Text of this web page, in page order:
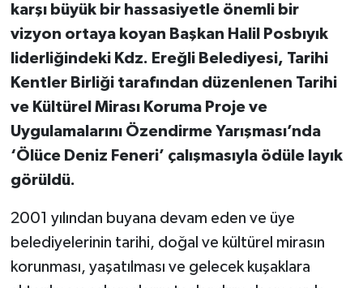
karşı büyük bir hassasiyetle önemli bir
vizyon ortaya koyan Başkan Halil Posbıyık
liderliğindeki Kdz. Ereğli Belediyesi, Tarihi
Kentler Birliği tarafından düzenlenen Tarihi
ve Kültürel Mirası Koruma Proje ve
Uygulamalarını Özendirme Yarışması’nda
‘Ölüce Deniz Feneri’ çalışmasıyla ödüle layık
görüldü.
2001 yılından buyana devam eden ve üye
belediyelerinin tarihi, doğal ve kültürel mirasın
korunması, yaşatılması ve gelecek kuşaklara